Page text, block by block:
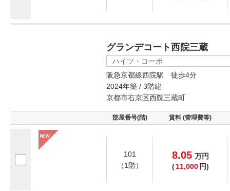
グランデコート西院三蔵
ハイツ・コーポ
阪急京都線西院駅 徒歩4分
2024年築 / 3階建
京都市右京区西院三蔵町
部屋番号(階) 賃料 (管理費等)
101
（1階）
8.05 万円
( 11,000 円)